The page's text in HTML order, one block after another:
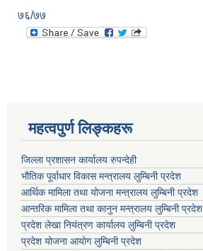
७६/७७
महत्वपुर्ण लिङ्कहरू
जिल्ला प्रशासन कार्यालय रुपन्देही
भौतिक पूर्वाधार विकास मन्त्रालय लुम्बिनी प्रदेश
आर्थिक मामिला तथा योजना मन्त्रालय लुम्बिनी प्रदेश
आन्तरिक मामिला तथा कानुन मन्त्रालय लुम्बिनी प्रदेश
प्रदेश लेखा नियंत्रण कार्यालय लुम्बिनी प्रदेश
प्रदेश योजना आयोग लुम्बिनी प्रदेश